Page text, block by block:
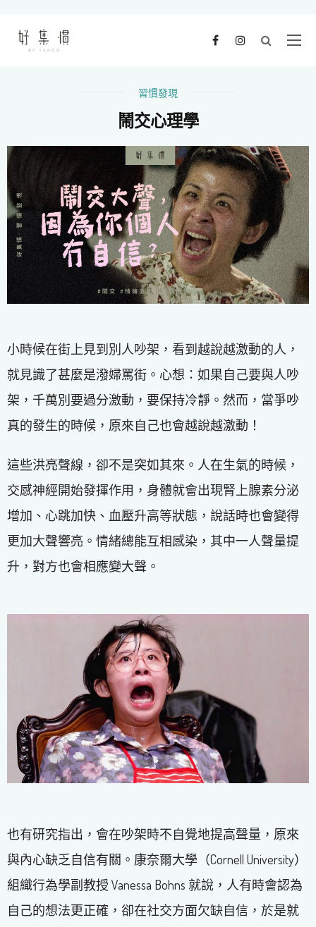
習慣發現
鬧交心理學
小時候在街上見到別人吵架，看到越說越激動的人，
就見識了甚麼是潑婦罵街。心想：如果自己要與人吵
架，千萬別要過分激動，要保持冷靜。然而，當爭吵
真的發生的時候，原來自己也會越說越激動！
這些洪亮聲線，卻不是突如其來。人在生氣的時候，
交感神經開始發揮作用，身體就會出現腎上腺素分泌
增加、心跳加快、血壓升高等狀態，說話時也會變得
更加大聲響亮。情緒總能互相感染，其中一人聲量提
升，對方也會相應變大聲。
也有研究指出，會在吵架時不自覺地提高聲量，原來
與內心缺乏自信有關。康奈爾大學（Cornell University）
組織行為學副教授 Vanessa Bohns 就說，人有時會認為
自己的想法更正確，卻在社交方面欠缺自信，於是就